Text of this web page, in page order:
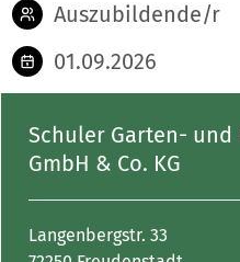
Auszubildende/r
01.09.2026
Schuler Garten- und
GmbH & Co. KG
Langenbergstr. 33